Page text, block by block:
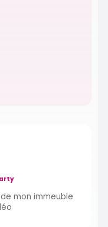
mon immeuble